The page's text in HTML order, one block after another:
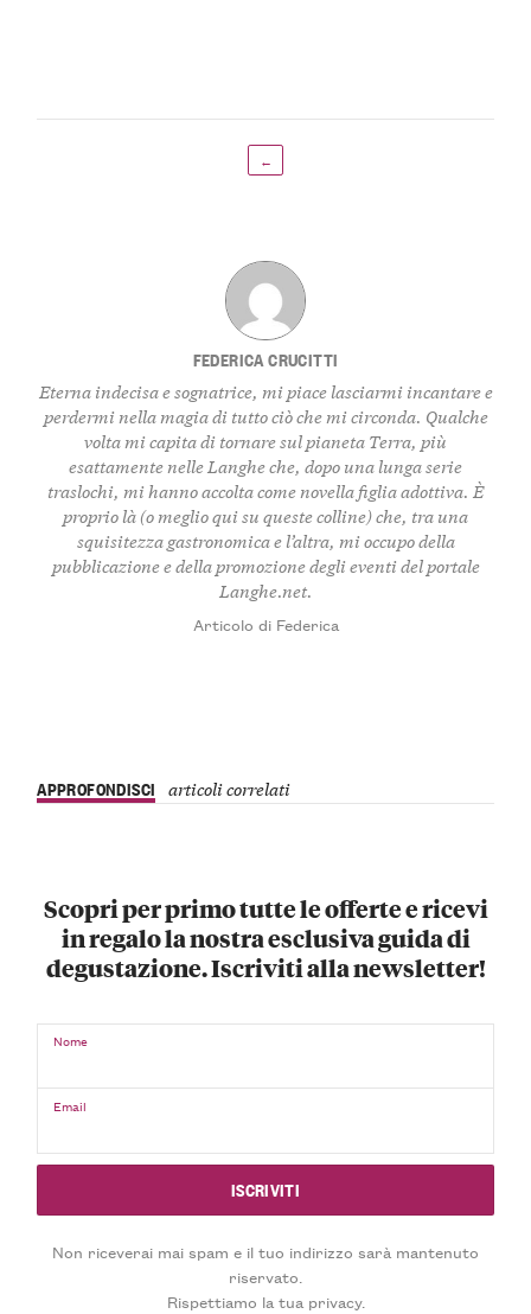
←
FEDERICA CRUCITTI
Eterna indecisa e sognatrice, mi piace lasciarmi incantare e
perdermi nella magia di tutto ciò che mi circonda. Qualche
volta mi capita di tornare sul pianeta Terra, più
esattamente nelle Langhe che, dopo una lunga serie
traslochi, mi hanno accolta come novella figlia adottiva. È
proprio là (o meglio qui su queste colline) che, tra una
squisitezza gastronomica e l’altra, mi occupo della
pubblicazione e della promozione degli eventi del portale
Langhe.net.
Articolo di Federica
APPROFONDISCI articoli correlati
Scopri per primo tutte le offerte e ricevi
in regalo la nostra esclusiva guida di
degustazione. Iscriviti alla newsletter!
Nome
Email
Non riceverai mai spam e il tuo indirizzo sarà mantenuto
riservato.
Rispettiamo la tua privacy.